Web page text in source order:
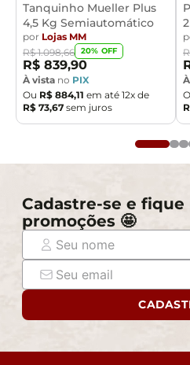
Tanquinho Mueller Plus
4,5 Kg Semiautomático
por Lojas MM
R$ 1.098,66 20% OFF
R$ 839,90
À vista no PIX
Ou R$ 884,11 em até 12x de
R$ 73,67 sem juros
Cadastre-se e
promoções 🤩